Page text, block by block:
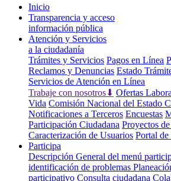
Inicio(current)
Transparencia y acceso
información pública
Atención y Servicios
a la ciudadanía
Trámites y Servicios Pagos en Línea
Reclamos y Denuncias Estado
Servicios de Atención en Línea
Trabaje con nosotros⬇ Ofertas
Vida Comisión Nacional del Estado
Notificaciones a Terceros Encuestas
Participación Ciudadana Proyectos
Caracterización de Usuarios Portal
Participa
Descripción General del menú
identificación de problemas
participativo Consulta ciudadana